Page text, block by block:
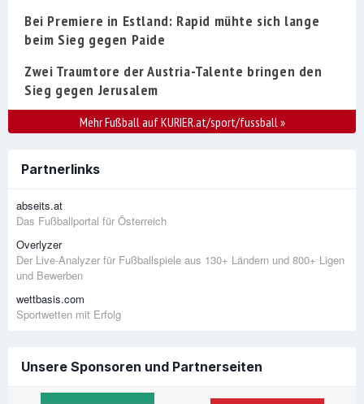
Bei Premiere in Estland: Rapid mühte sich lange
beim Sieg gegen Paide
Zwei Traumtore der Austria-Talente bringen den
Sieg gegen Jerusalem
Mehr Fußball auf KURIER.at/sport/fussball»
Partnerlinks
abseits.at
Das Fußballportal für Österreich
Overlyzer
Der Live-Analyzer für Fußballspiele aus 130+ Ländern und 800+ Ligen
und Bewerben
wettbasis.com
Sportwetten mit Erfolg
Unsere Sponsoren und Partnerseiten